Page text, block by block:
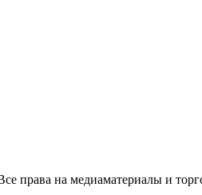
на медиаматериалы и